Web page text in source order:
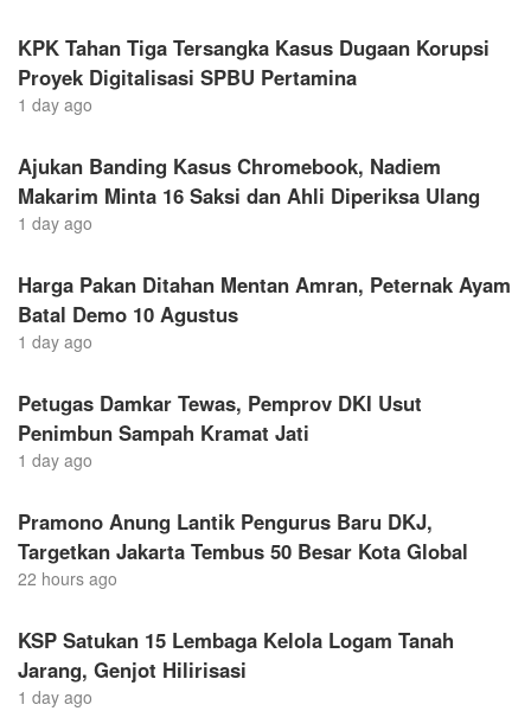
KPK Tahan Tiga Tersangka Kasus Dugaan Korupsi
Proyek Digitalisasi SPBU Pertamina
1 day ago
Ajukan Banding Kasus Chromebook, Nadiem
Makarim Minta 16 Saksi dan Ahli Diperiksa Ulang
1 day ago
Harga Pakan Ditahan Mentan Amran, Peternak Ayam
Batal Demo 10 Agustus
1 day ago
Petugas Damkar Tewas, Pemprov DKI Usut
Penimbun Sampah Kramat Jati
1 day ago
Pramono Anung Lantik Pengurus Baru DKJ,
Targetkan Jakarta Tembus 50 Besar Kota Global
22 hours ago
KSP Satukan 15 Lembaga Kelola Logam Tanah
Jarang, Genjot Hilirisasi
1 day ago